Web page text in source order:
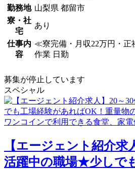
勤務地 山梨県 都留市
寮・社
宅
あり
仕事内
容
≪寮完備・月収22万円・
作業 日勤
募集が停止しています
スペシャル
【エージェント紹介求
活躍中の職場★少しで